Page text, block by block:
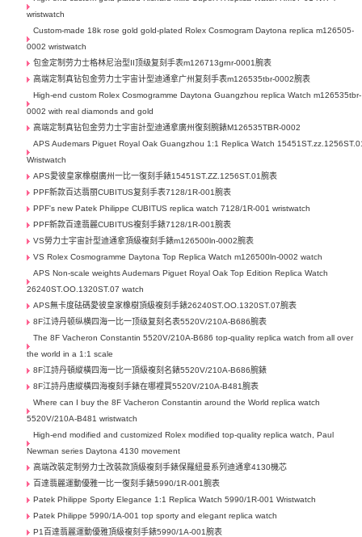
wristwatch
Custom-made 18k rose gold gold-plated Rolex Cosmogram Daytona replica m126505-
0002 wristwatch
包金定制劳力士格林尼治型II顶级复刻手表m126713grnr-0001腕表
高端定制真钻包金劳力士宇宙计型迪通拿广州复刻手表m126535tbr-0002腕表
High-end custom Rolex Cosmogramme Daytona Guangzhou replica Watch m126535tbr-
0002 with real diamonds and gold
高端定制真钻包金劳力士宇宙計型迪通拿廣州復刻腕錶M126535TBR-0002
APS Audemars Piguet Royal Oak Guangzhou 1:1 Replica Watch
Wristwatch
APS愛彼皇家橡樹廣州一比一復刻手錶15451ST.ZZ.1256ST.01腕表
PPF新款百达翡丽CUBITUS复刻手表7128/1R-001腕表
PPF's new Patek Philippe CUBITUS replica watch 7128/1R-001 wristwatch
PPF新款百達翡麗CUBITUS複刻手錶7128/1R-001腕表
VS勞力士宇宙計型迪通拿頂級複刻手錶m126500ln-0002腕表
VS Rolex Cosmogramme Daytona Top Replica Watch m126500ln-0002 watch
APS Non-scale weights Audemars Piguet Royal Oak Top Edition Replica Watch
26240ST.OO.1320ST.07 watch
APS無卡度砝碼愛彼皇家橡樹頂級複刻手錶26240ST.OO.1320ST.07腕表
8F江诗丹顿纵横四海一比一顶级复刻名表5520V/210A-B686腕表
The 8F Vacheron Constantin 5520V/210A-B686 top-quality replica watch from all over
the world in a 1:1 scale
8F江詩丹頓縱橫四海一比一頂級複刻名錶5520V/210A-B686腕錶
8F江詩丹唐縱橫四海複刻手錶在哪裡買5520V/210A-B481腕表
Where can I buy the 8F Vacheron Constantin around the World replica watch
5520V/210A-B481 wristwatch
High-end modified and customized Rolex modified top-quality replica watch, Paul
Newman series Daytona 4130 movement
高端改裝定制勞力士​改裝款頂級複刻手錶保羅紐曼系列迪通拿4130機芯
百達翡麗運動優雅一比一復刻手錶5990/1R-001腕表
Patek Philippe Sporty Elegance 1:1 Replica Watch 5990/1R-001 Wristwatch
Patek Philippe 5990/1A-001 top sporty and elegant replica watch
P1百達翡麗運動優雅頂級複刻手錶5990/1A-001腕表